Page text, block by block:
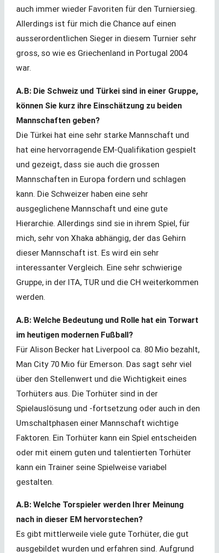
auch immer wieder Favoriten für den Turniersieg.
Allerdings ist für mich die Chance auf einen
ausserordentlichen Sieger in diesem Turnier sehr
gross, so wie es Griechenland in Portugal 2004
war.
A.B: Die Schweiz und Türkei sind in einer Gruppe,
können Sie kurz ihre Einschätzung zu beiden
Mannschaften geben?
Die Türkei hat eine sehr starke Mannschaft und
hat eine hervorragende EM-Qualifikation gespielt
und gezeigt, dass sie auch die grossen
Mannschaften in Europa fordern und schlagen
kann. Die Schweizer haben eine sehr
ausgeglichene Mannschaft und eine gute
Hierarchie. Allerdings sind sie in ihrem Spiel, für
mich, sehr von Xhaka abhängig, der das Gehirn
dieser Mannschaft ist. Es wird ein sehr
interessanter Vergleich. Eine sehr schwierige
Gruppe, in der ITA, TUR und die CH weiterkommen
werden.
A.B: Welche Bedeutung und Rolle hat ein Torwart
im heutigen modernen Fußball?
Für Alison Becker hat Liverpool ca. 80 Mio bezahlt,
Man City 70 Mio für Emerson. Das sagt sehr viel
über den Stellenwert und die Wichtigkeit eines
Torhüters aus. Die Torhüter sind in der
Spielauslösung und -fortsetzung oder auch in den
Umschaltphasen einer Mannschaft wichtige
Faktoren. Ein Torhüter kann ein Spiel entscheiden
oder mit einem guten und talentierten Torhüter
kann ein Trainer seine Spielweise variabel
gestalten.
A.B: Welche Torspieler werden Ihrer Meinung
nach in dieser EM hervorstechen?
Es gibt mittlerweile viele gute Torhüter, die gut
ausgebildet wurden und erfahren sind. Aufgrund